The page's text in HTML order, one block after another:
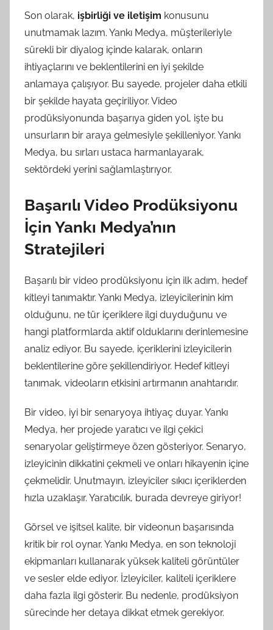
Son olarak, işbirliği ve iletişim konusunu
unutmamak lazım. Yankı Medya, müşterileriyle
sürekli bir diyalog içinde kalarak, onların
ihtiyaçlarını ve beklentilerini en iyi şekilde
anlamaya çalışıyor. Bu sayede, projeler daha etkili
bir şekilde hayata geçiriliyor. Video
prodüksiyonunda başarıya giden yol, işte bu
unsurların bir araya gelmesiyle şekilleniyor. Yankı
Medya, bu sırları ustaca harmanlayarak,
sektördeki yerini sağlamlaştırıyor.
Başarılı Video Prodüksiyonu
İçin Yankı Medya’nın
Stratejileri
Başarılı bir video prodüksiyonu için ilk adım, hedef
kitleyi tanımaktır. Yankı Medya, izleyicilerinin kim
olduğunu, ne tür içeriklere ilgi duyduğunu ve
hangi platformlarda aktif olduklarını derinlemesine
analiz ediyor. Bu sayede, içeriklerini izleyicilerin
beklentilerine göre şekillendiriyor. Hedef kitleyi
tanımak, videoların etkisini artırmanın anahtarıdır.
Bir video, iyi bir senaryoya ihtiyaç duyar. Yankı
Medya, her projede yaratıcı ve ilgi çekici
senaryolar geliştirmeye özen gösteriyor. Senaryo,
izleyicinin dikkatini çekmeli ve onları hikayenin içine
çekmelidir. Unutmayın, izleyiciler sıkıcı içeriklerden
hızla uzaklaşır. Yaratıcılık, burada devreye giriyor!
Görsel ve işitsel kalite, bir videonun başarısında
kritik bir rol oynar. Yankı Medya, en son teknoloji
ekipmanları kullanarak yüksek kaliteli görüntüler
ve sesler elde ediyor. İzleyiciler, kaliteli içeriklere
daha fazla ilgi gösterir. Bu nedenle, prodüksiyon
sürecinde her detaya dikkat etmek gerekiyor.